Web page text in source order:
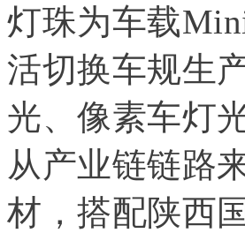
灯珠为车载
活切换车规生
光、像素车灯
从产业链链路
材，搭配陕西